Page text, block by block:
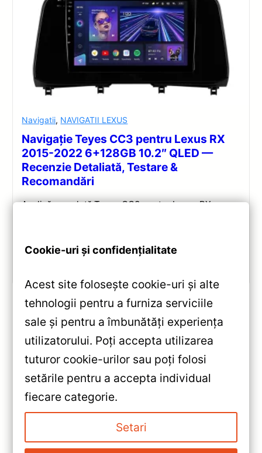
Navigatii, NAVIGATII LEXUS
Navigație Teyes CC3 pentru Lexus RX
2015-2022 6+128GB 10.2″ QLED —
Recenzie Detaliată, Testare &
Recomandări
Analiză completă Teyes CC3 pentru Lexus RX:
«Navigație Auto Teyes CC3 2K
pentru Mercedes-Benz Crafter
2006-2017 — Caracteristici,
Păreri & Preț Actualizat
Navigație Auto Teyes CC2 Plus
9″ QLED 6+128GB pentru
Mercedes-Benz Crafter —
Cookie-uri și confidențialitate
Acest site folosește cookie-uri și alte
tehnologii pentru a furniza serviciile
sale și pentru a îmbunătăți experiența
utilizatorului. Poți accepta utilizarea
tuturor cookie-urilor sau poți folosi
setările pentru a accepta individual
fiecare categorie.
Setari